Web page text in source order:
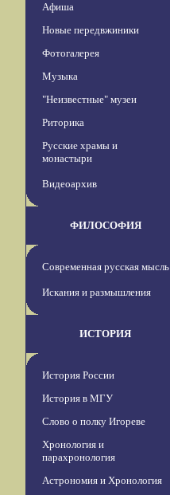
Афиша
Новые передвжиники
Фотогалерея
Музыка
"Неизвестные" музеи
Риторика
Русские храмы и
монастыри
Видеоархив
ФИЛОСОФИЯ
Современная русская мысль
Искания и размышления
ИСТОРИЯ
История России
История в МГУ
Слово о полку Игореве
Хронология и
парахронология
Астрономия и Хронология